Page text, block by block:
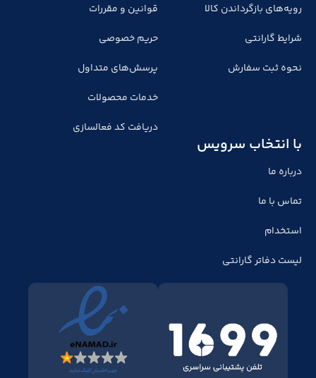
رویه‌های بازگرداندن کالا
شرایط گارانتی
نحوه ثبت سفارش
قوانین و مقررات
حریم خصوصی
پرسش‌های متداول
خدمات محصولات
دریافت کد فعالسازی
با انتخاب سرویس
درباره ما
تماس با ما
استخدام
لیست دفاتر گارانتی